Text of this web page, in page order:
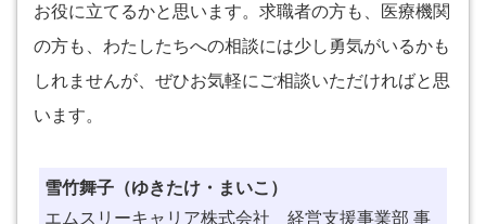
お役に立てるかと思います。求職者の方も、医療機関
の方も、わたしたちへの相談には少し勇気がいるかも
しれませんが、ぜひお気軽にご相談いただければと思
います。
雪竹舞子（ゆきたけ・まいこ）
エムスリーキャリア株式会社 経営支援事業部 事